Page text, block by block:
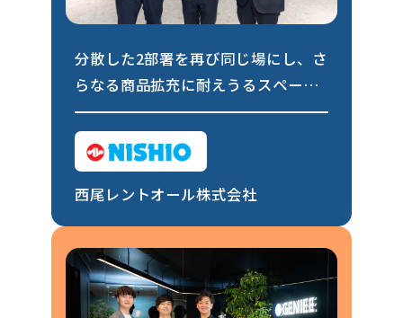
分散した2部署を再び同じ場にし、さ
らなる商品拡充に耐えうるスペース
を確保したい。特殊な条件を満たす
物件探しを行い理想を現実に
西尾レントオール株式会社